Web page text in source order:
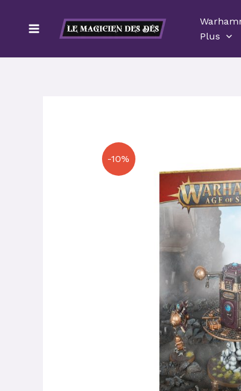
contenu
Plus
-10%